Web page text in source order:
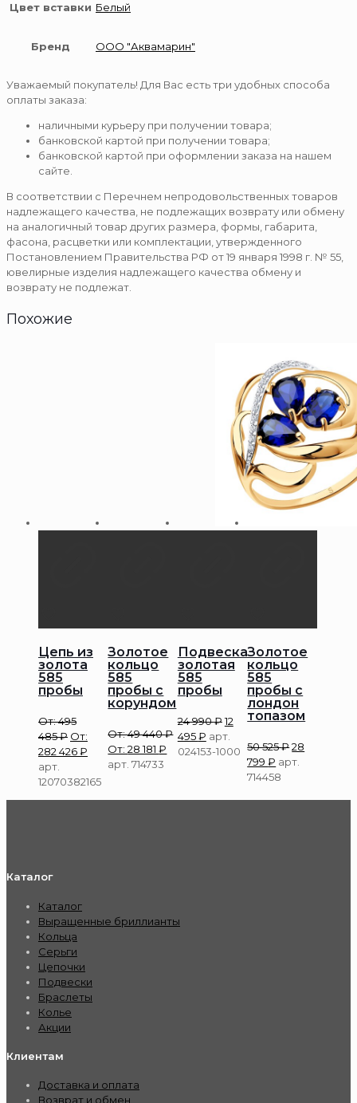
Цвет вставки Белый
Бренд ООО "Аквамарин"
Уважаемый покупатель! Для Вас есть три удобных способа
оплаты заказа:
наличными курьеру при получении товара;
банковской картой при получении товара;
банковской картой при оформлении заказа на нашем
сайте.
В соответствии с Перечнем непродовольственных товаров
надлежащего качества, не подлежащих возврату или обмену
на аналогичный товар других размера, формы, габарита,
фасона, расцветки или комплектации, утвержденного
Постановлением Правительства РФ от 19 января 1998 г. № 55,
ювелирные изделия надлежащего качества обмену и
возврату не подлежат.
Похожие
Цепь из
золота
585
пробы
От:495
485₽ От:
282 426₽
арт.
12070382165
Золотое
кольцо
585
пробы с
корундом
От:49 440₽
От:28 181₽
арт. 714733
Подвеска
золотая
585
пробы
24 990₽12
495₽ арт.
024153-1000
Золотое
кольцо
585
пробы с
лондон
топазом
50 525₽28
799₽ арт.
714458
Каталог
Каталог
Выращенные бриллианты
Кольца
Серьги
Цепочки
Подвески
Браслеты
Колье
Акции
Клиентам
Доставка и оплата
Возврат и обмен